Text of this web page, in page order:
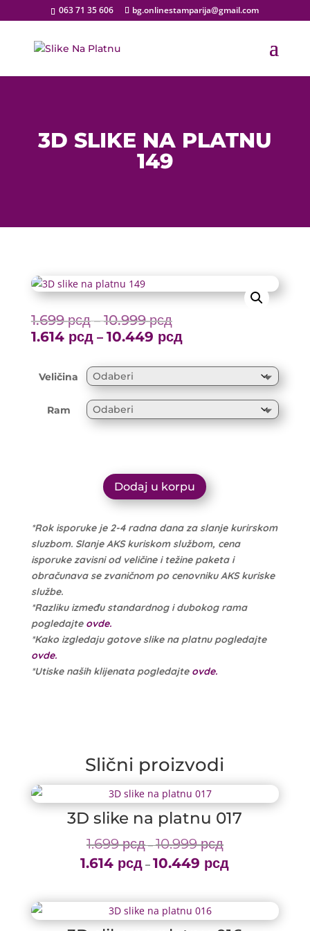
063 71 35 606 bg.onlinestamparija@gmail.com
3D SLIKE NA PLATNU
149
1.699рсд – 10.999рсдPrice
range:
through
10.999 рсд
1.614 рсд – 10.449 рсд
1.614 рсд
through
10.449 рсд
Veličina
Ram
Dodaj u korpu
*Rok isporuke je 2-4 radna dana za slanje kurirskom
sluzbom. Slanje AKS kuriskom službom, cena
isporuke zavisni od veličine i težine paketa i
obračunava se zvaničnom po cenovniku AKS kuriske
službe.
*Razliku između standardnog i dubokog rama
pogledajte ovde.
*Kako izgledaju gotove slike na platnu pogledajte
ovde.
*Utiske naših klijenata pogledajte ovde.
Slični proizvodi
3D slike na platnu 017
1.699рсд – 10.999рсдPrice
range:
1.614 рсд – 10.449 рсд